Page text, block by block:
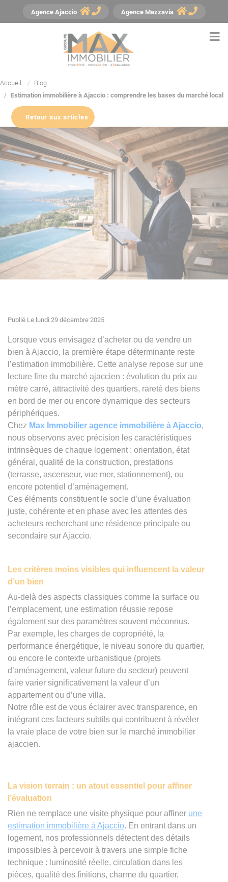
Agence Ajaccio Agence Mezzavia
Accueil
Blog
Estimation immobilière à Ajaccio : comprendre les bases du marché local
Retour aux articles
Publié Le lundi 29 décembre 2025
Lorsque vous envisagez d’acheter ou de vendre un
bien à Ajaccio, la première étape déterminante reste
l’estimation immobilière. Cette analyse repose sur une
lecture fine du marché ajaccien : évolution du prix au
mètre carré, attractivité des quartiers, rareté des biens
en bord de mer ou encore dynamique des secteurs
périphériques.
Chez Max Immobilier agence immobilière à Ajaccio,
nous observons avec précision les caractéristiques
intrinsèques de chaque logement : orientation, état
général, qualité de la construction, prestations
(terrasse, ascenseur, vue mer, stationnement), ou
encore potentiel d’aménagement.
Ces éléments constituent le socle d’une évaluation
juste, cohérente et en phase avec les attentes des
acheteurs recherchant une résidence principale ou
secondaire sur Ajaccio.
Les critères moins visibles qui influencent la valeur
d’un bien
Au-delà des aspects classiques comme la surface ou
l’emplacement, une estimation réussie repose
également sur des paramètres souvent méconnus.
Par exemple, les charges de copropriété, la
performance énergétique, le niveau sonore du quartier,
ou encore le contexte urbanistique (projets
d’aménagement, valeur future du secteur) peuvent
faire varier significativement la valeur d’un
appartement ou d’une villa.
Notre rôle est de vous éclairer avec transparence, en
intégrant ces facteurs subtils qui contribuent à révéler
la vraie place de votre bien sur le marché immobilier
ajaccien.
La vision terrain : un atout essentiel pour affiner
l’évaluation
Rien ne remplace une visite physique pour affiner une
estimation immobilière à Ajaccio. En entrant dans un
logement, nos professionnels détectent des détails
impossibles à percevoir à travers une simple fiche
technique : luminosité réelle, circulation dans les
pièces, qualité des finitions, charme du quartier,
Panneau de gestion des cookies